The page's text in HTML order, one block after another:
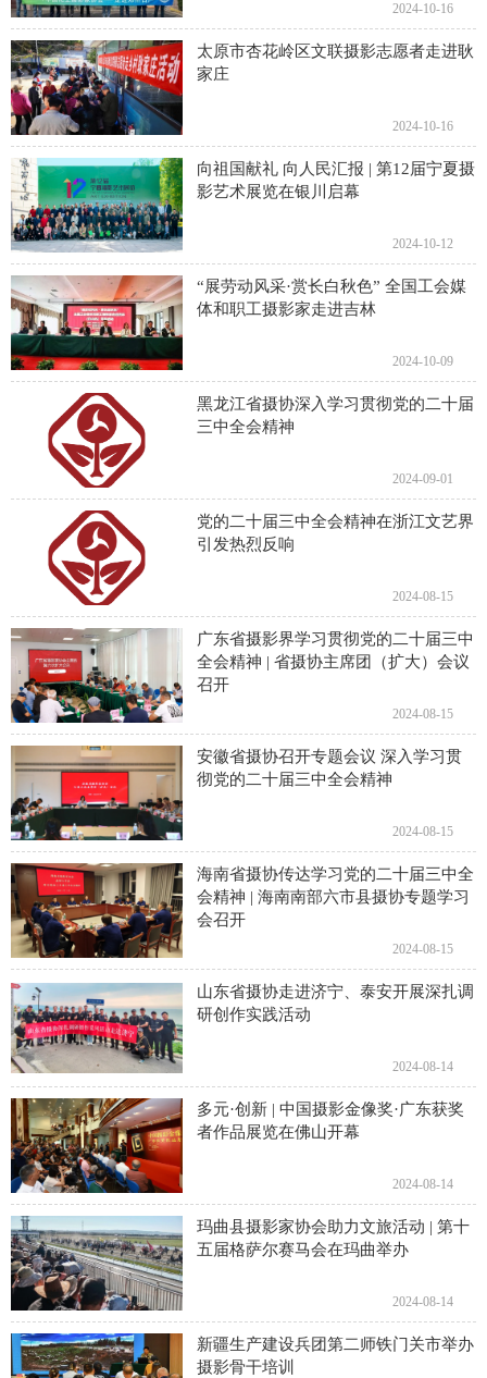
2024-10-16
太原市杏花岭区文联摄影志愿者走进耿
家庄
2024-10-16
向祖国献礼 向人民汇报 | 第12届宁夏摄
影艺术展览在银川启幕
2024-10-12
“展劳动风采·赏长白秋色” 全国工会媒
体和职工摄影家走进吉林
2024-10-09
黑龙江省摄协深入学习贯彻党的二十届
三中全会精神
2024-09-01
党的二十届三中全会精神在浙江文艺界
引发热烈反响
2024-08-15
广东省摄影界学习贯彻党的二十届三中
全会精神 | 省摄协主席团（扩大）会议
召开
2024-08-15
安徽省摄协召开专题会议 深入学习贯
彻党的二十届三中全会精神
2024-08-15
海南省摄协传达学习党的二十届三中全
会精神 | 海南南部六市县摄协专题学习
会召开
2024-08-15
山东省摄协走进济宁、泰安开展深扎调
研创作实践活动
2024-08-14
多元·创新 | 中国摄影金像奖·广东获奖
者作品展览在佛山开幕
2024-08-14
玛曲县摄影家协会助力文旅活动 | 第十
五届格萨尔赛马会在玛曲举办
2024-08-14
新疆生产建设兵团第二师铁门关市举办
摄影骨干培训